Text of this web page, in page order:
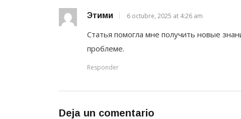
Этими 6 octubre, 2025 at 4:26 am
Статья помогла мне получить новые
проблеме.
Responder
Deja un comentario